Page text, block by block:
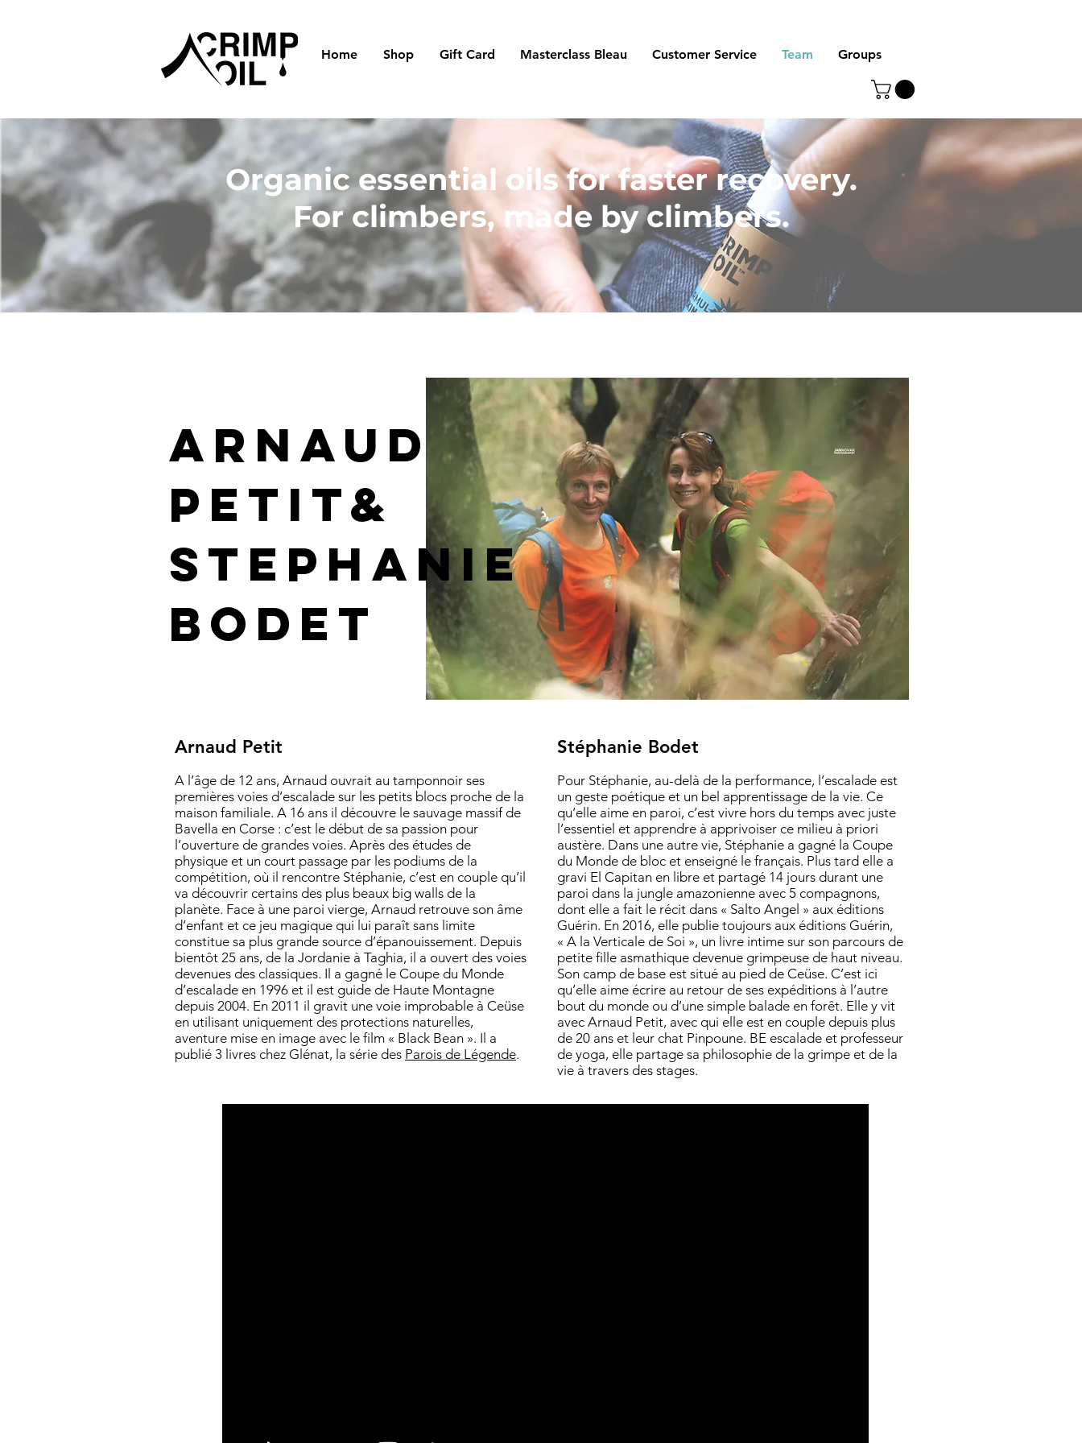
Home Shop Gift Card Masterclass Bleau Customer Service Team Groups
Organic essential oils for faster recovery.
For climbers, made by climbers.
ARNAUD
PETIT&
STEPHANIE
BODET
Arnaud Petit
A l’âge de 12 ans, Arnaud ouvrait au tamponnoir ses
premières voies d’escalade sur les petits blocs proche de la
maison familiale. A 16 ans il découvre le sauvage massif de
Bavella en Corse : c’est le début de sa passion pour
l’ouverture de grandes voies. Après des études de
physique et un court passage par les podiums de la
compétition, où il rencontre Stéphanie, c’est en couple qu’il
va découvrir certains des plus beaux big walls de la
planète. Face à une paroi vierge, Arnaud retrouve son âme
d’enfant et ce jeu magique qui lui paraît sans limite
constitue sa plus grande source d’épanouissement. Depuis
bientôt 25 ans, de la Jordanie à Taghia, il a ouvert des voies
devenues des classiques. Il a gagné le Coupe du Monde
d’escalade en 1996 et il est guide de Haute Montagne
depuis 2004. En 2011 il gravit une voie improbable à Ceüse
en utilisant uniquement des protections naturelles,
aventure mise en image avec le film « Black Bean ». Il a
publié 3 livres chez Glénat, la série des Parois de Légende.
Stéphanie Bodet
Pour Stéphanie, au-delà de la performance, l’escalade est
un geste poétique et un bel apprentissage de la vie. Ce
qu’elle aime en paroi, c’est vivre hors du temps avec juste
l’essentiel et apprendre à apprivoiser ce milieu à priori
austère. Dans une autre vie, Stéphanie a gagné la Coupe
du Monde de bloc et enseigné le français. Plus tard elle a
gravi El Capitan en libre et partagé 14 jours durant une
paroi dans la jungle amazonienne avec 5 compagnons,
dont elle a fait le récit dans « Salto Angel » aux éditions
Guérin. En 2016, elle publie toujours aux éditions Guérin,
« A la Verticale de Soi », un livre intime sur son parcours de
petite fille asmathique devenue grimpeuse de haut niveau.
Son camp de base est situé au pied de Ceüse. C’est ici
qu’elle aime écrire au retour de ses expéditions à l’autre
bout du monde ou d’une simple balade en forêt. Elle y vit
avec Arnaud Petit, avec qui elle est en couple depuis plus
de 20 ans et leur chat Pinpoune. BE escalade et professeur
de yoga, elle partage sa philosophie de la grimpe et de la
vie à travers des stages.